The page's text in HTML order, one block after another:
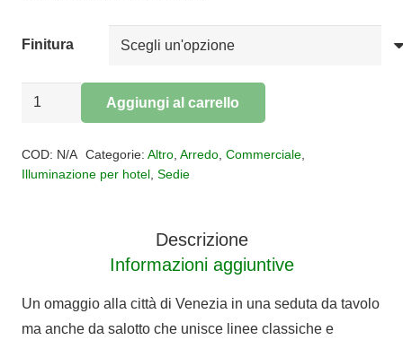
Finitura
Kartell
Mat
)
quantità
Aggiungi al carrello
COD: N/A Categorie: Altro, Arredo, Commerciale,
Illuminazione per hotel Sedie
Descrizione
Informazioni aggiuntive
Un omaggio alla città di Venezia in una seduta da tavolo
ma anche da salotto che unisce linee classiche e